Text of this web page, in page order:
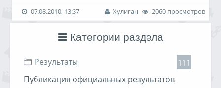
Категории раздела
Результаты
111
Публикация официальных результатов
sdc_reg@mail.ru.
Формат темы письма "название игры - название
При регистрации участники предоставляют
заполненную карту участника с отметкой о
подтверждающий скидку на участие в игре, стартовый
07.08.2010, 13:37 2060 просмотров
Хулиган